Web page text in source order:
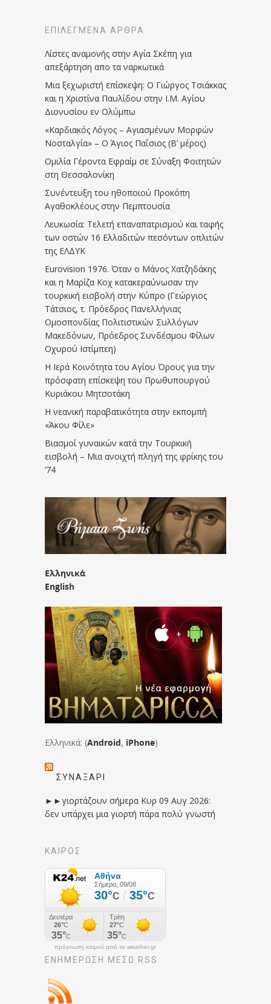
ΕΠΙΛΕΓΜΈΝΑ ΆΡΘΡΑ
Λίστες αναμονής στην Αγία Σκέπη για
απεξάρτηση απο τα ναρκωτικά
Μια ξεχωριστή επίσκεψη: Ο Γιώργος Τσιάκκας
και η Χριστίνα Παυλίδου στην Ι.Μ. Αγίου
Διονυσίου εν Ολύμπω
«Καρδιακός Λόγος – Αγιασμένων Μορφών
Νοσταλγία» – Ο Άγιος Παΐσιος (Β’ μέρος)
Ομιλία Γέροντα Εφραίμ σε Σύναξη Φοιτητών
στη Θεσσαλονίκη
Συνέντευξη του ηθοποιού Προκόπη
Αγαθοκλέους στην Πεμπτουσία
Λευκωσία: Τελετή επαναπατρισμού και ταφής
των οστών 16 Ελλαδιτών πεσόντων οπλιτών
της ΕΛΔΥΚ
Eurovision 1976. Όταν ο Μάνος Χατζηδάκης
και η Μαρίζα Κοχ κατακεραύνωσαν την
τουρκική εισβολή στην Κύπρο (Γεώργιος
Τάτσιος, τ. Πρόεδρος Πανελλήνιας
Ομοσπονδίας Πολιτιστικών Συλλόγων
Μακεδόνων, Πρόεδρος Συνδέσμου Φίλων
Οχυρού Ιστίμπεη)
Η Ιερά Κοινότητα του Αγίου Όρους για την
πρόσφατη επίσκεψη του Πρωθυπουργού
Κυριάκου Μητσοτάκη
Η νεανική παραβατικότητα στην εκπομπή
«Άκου Φίλε»
Βιασμοί γυναικών κατά την Τουρκική
εισβολή – Μια ανοιχτή πληγή της φρίκης του
’74
Ελληνικά
English
Ελληνικά: (Android, iPhone)
ΣΥΝΑΞΆΡΙ
►►γιορτάζουν σήμερα Κυρ 09 Αυγ 2026:
δεν υπάρχει μια γιορτή πάρα πολύ γνωστή
ΚΑΙΡΟΣ
πρόγνωση καιρού από το weather.gr
ΕΝΗΜΈΡΩΣΉ ΜΕΣΩ RSS